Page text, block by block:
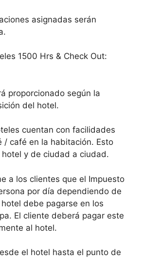
asignadas serán
1500 Hrs & Check Out:
proporcionado según la
del hotel.
cuentan con facilidades
/ café en la habitación. Esto
y de ciudad a ciudad.
a los clientes que el Impuesto
por día dependiendo de
debe pagarse en los
El cliente deberá pagar este
al hotel.
el hotel hasta el punto de